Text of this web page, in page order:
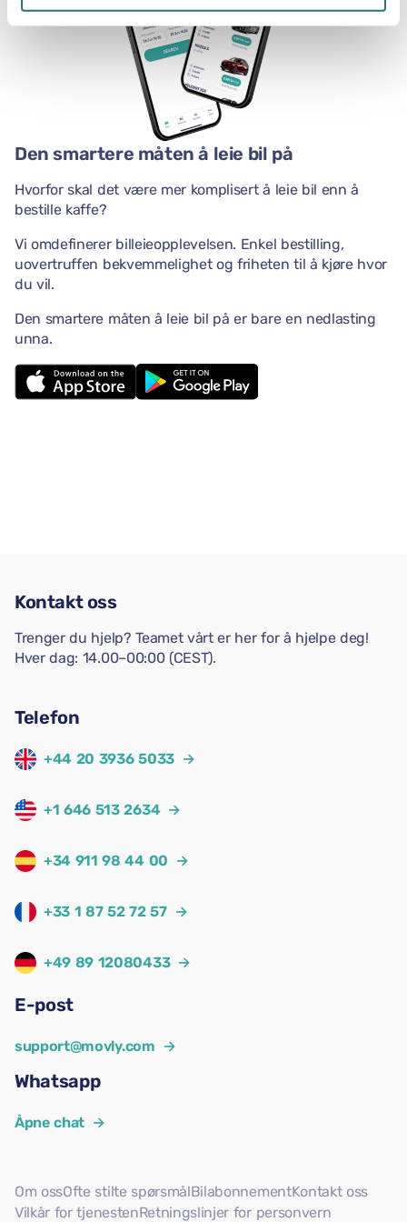
Den smartere måten å leie bil på
Hvorfor skal det være mer komplisert å leie bil enn å
bestille kaffe?
Vi omdefinerer billeieopplevelsen. Enkel bestilling,
uovertruffen bekvemmelighet og friheten til å kjøre hvor
du vil.
Den smartere måten å leie bil på er bare en nedlasting
unna.
Kontakt oss
Trenger du hjelp? Teamet vårt er her for å hjelpe deg!
Hver dag: 14.00–00:00 (CEST).
Telefon
+44 20 3936 5033 →
+1 646 513 2634 →
+34 911 98 44 00 →
+33 1 87 52 72 57 →
+49 89 12080433 →
E-post
support@movly.com →
Whatsapp
Åpne chat →
Om ossOfte stilte spørsmålBilabonnementKontakt oss
Vilkår for tjenestenRetningslinjer for personvern